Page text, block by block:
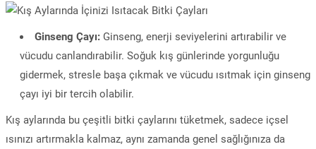
Ginseng Çayı: Ginseng, enerji seviyelerini artırabilir ve
vücudu canlandırabilir. Soğuk kış günlerinde yorgunluğu
gidermek, stresle başa çıkmak ve vücudu ısıtmak için ginseng
çayı iyi bir tercih olabilir.
Kış aylarında bu çeşitli bitki çaylarını tüketmek, sadece içsel
ısınızı artırmakla kalmaz, aynı zamanda genel sağlığınıza da